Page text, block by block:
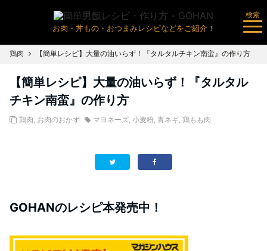
お肉・丼もの・おつまみレシピなどをご紹介！
検索
鶏肉 【簡単レシピ】大量の油いらず！『タルタルチキン南蛮』の作り方
【簡単レシピ】大量の油いらず！『タルタル
チキン南蛮』の作り方
鶏肉, お肉のおかず マヨネーズ, 小麦粉, 青ネギ, 鶏もも肉
GOHANのレシピ本発売中！